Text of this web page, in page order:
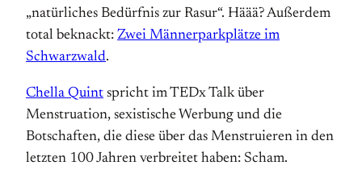
„natürliches Bedürfnis zur Rasur“. Häää? Außerdem
total beknackt: Zwei Männerparkplätze im
Schwarzwald.
Chella Quint spricht im TEDx Talk über
Menstruation, sexistische Werbung und die
Botschaften, die diese über das Menstruieren in den
letzten 100 Jahren verbreitet haben: Scham.